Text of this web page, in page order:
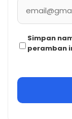
Simpan
peramban